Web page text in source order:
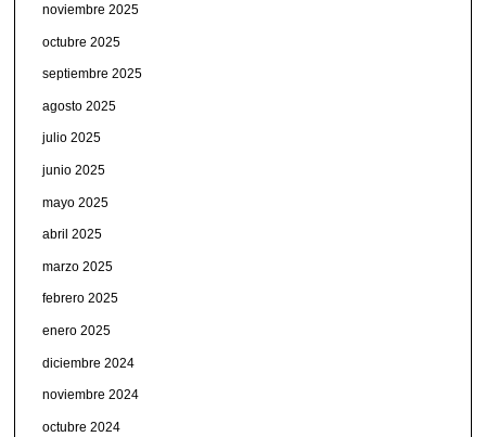
noviembre 2025
octubre 2025
septiembre 2025
agosto 2025
julio 2025
junio 2025
mayo 2025
abril 2025
marzo 2025
febrero 2025
enero 2025
diciembre 2024
noviembre 2024
octubre 2024